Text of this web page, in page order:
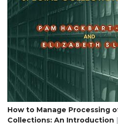
How to Manage Processing
Collections: An Introduction